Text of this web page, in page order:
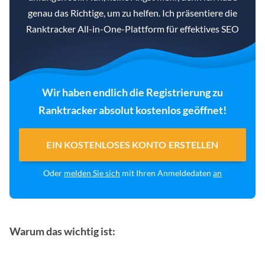
genau das Richtige, um zu helfen. Ich präsentiere die
Ranktracker All-in-One-Plattform für effektives SEO
Wir haben endlich die Registrierung zu
Ranktracker absolut kostenlos geöffnet!
EIN KOSTENLOSES KONTO ERSTELLEN
Oder melden Sie sich mit Ihren Anmeldedaten an
Warum das wichtig ist: